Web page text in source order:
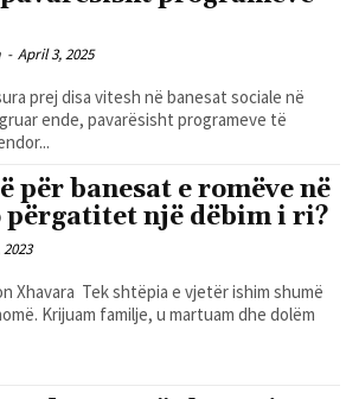
- April 3, 2025
prej disa vitesh në banesat sociale në
ende, pavarësisht programeve të
për banesat e romëve në
përgatitet një dëbim i ri?
ishim shumë
Krijuam familje, u martuam dhe dolëm